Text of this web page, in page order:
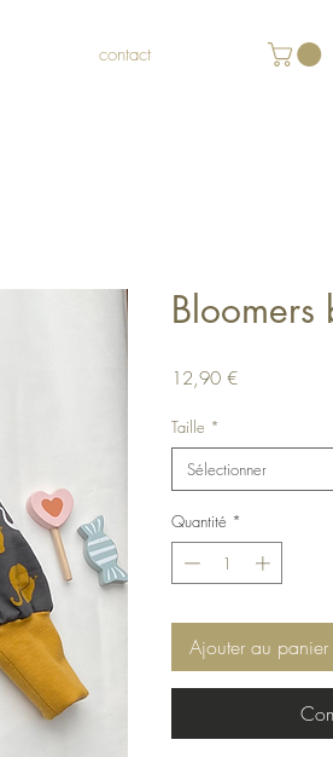
contact
Bloomers
12,90 €Prix
Taille *
Sélectionner
Quantité *
Ajouter au panier